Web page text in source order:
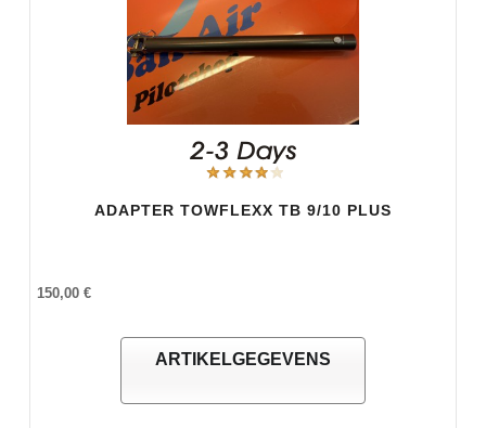
ADAPTER TOWFLEXX TB 9/10 PLUS
150,00 €
ARTIKELGEGEVENS